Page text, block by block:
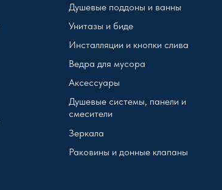
Душевые поддоны и ванны
Унитазы и биде
Инсталляции и кнопки слива
Ведра для мусора
Аксессуары
Душевые системы, панели и
смесители
Зеркала
Раковины и донные клапаны